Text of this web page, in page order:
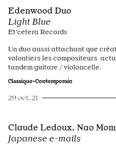
Edenwood Duo
Light Blue
Et’cetera Records
Un duo aussi attachant que
volontiers les compositeurs
tandem guitare / violoncelle.
Classique•Contemporain
29 oct. 21
Claude Ledoux, Nao
Japanese e-mails